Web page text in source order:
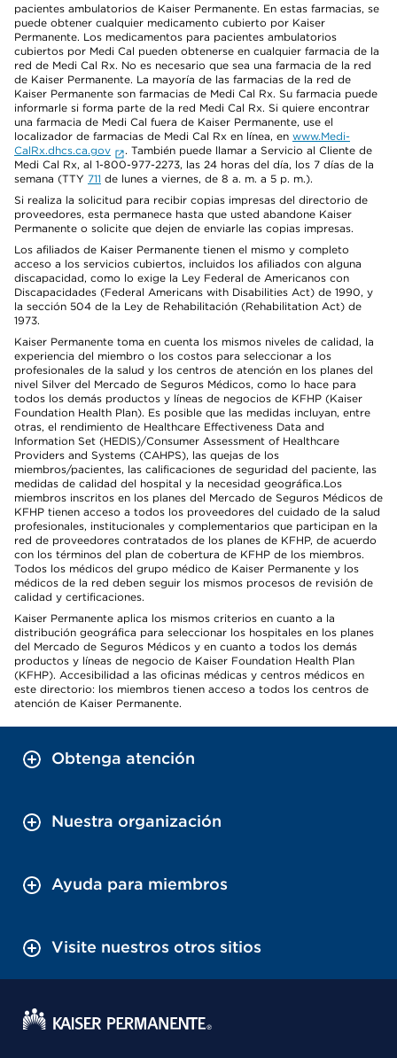
pacientes ambulatorios de Kaiser Permanente. En estas farmacias, se
puede obtener cualquier medicamento cubierto por Kaiser
Permanente. Los medicamentos para pacientes ambulatorios
cubiertos por Medi Cal pueden obtenerse en cualquier farmacia de la
red de Medi Cal Rx. No es necesario que sea una farmacia de la red
de Kaiser Permanente. La mayoría de las farmacias de la red de
Kaiser Permanente son farmacias de Medi Cal Rx. Su farmacia puede
informarle si forma parte de la red Medi Cal Rx. Si quiere encontrar
una farmacia de Medi Cal fuera de Kaiser Permanente, use el
localizador de farmacias de Medi Cal Rx en línea, en www.Medi-
CalRx.dhcs.ca.gov
. También puede llamar a Servicio al Cliente de
Medi Cal Rx, al 1-800-977-2273, las 24 horas del día, los 7 días de la
semana (TTY 711 de lunes a viernes, de 8 a. m. a 5 p. m.).
Si realiza la solicitud para recibir copias impresas del directorio de
proveedores, esta permanece hasta que usted abandone Kaiser
Permanente o solicite que dejen de enviarle las copias impresas.
Los afiliados de Kaiser Permanente tienen el mismo y completo
acceso a los servicios cubiertos, incluidos los afiliados con alguna
discapacidad, como lo exige la Ley Federal de Americanos con
Discapacidades (Federal Americans with Disabilities Act) de 1990, y
la sección 504 de la Ley de Rehabilitación (Rehabilitation Act) de
1973.
Kaiser Permanente toma en cuenta los mismos niveles de calidad, la
experiencia del miembro o los costos para seleccionar a los
profesionales de la salud y los centros de atención en los planes del
nivel Silver del Mercado de Seguros Médicos, como lo hace para
todos los demás productos y líneas de negocios de KFHP (Kaiser
Foundation Health Plan). Es posible que las medidas incluyan, entre
otras, el rendimiento de Healthcare Effectiveness Data and
Information Set (HEDIS)/Consumer Assessment of Healthcare
Providers and Systems (CAHPS), las quejas de los
miembros/pacientes, las calificaciones de seguridad del paciente, las
medidas de calidad del hospital y la necesidad geográfica.Los
miembros inscritos en los planes del Mercado de Seguros Médicos de
KFHP tienen acceso a todos los proveedores del cuidado de la salud
profesionales, institucionales y complementarios que participan en la
red de proveedores contratados de los planes de KFHP, de acuerdo
con los términos del plan de cobertura de KFHP de los miembros.
Todos los médicos del grupo médico de Kaiser Permanente y los
médicos de la red deben seguir los mismos procesos de revisión de
calidad y certificaciones.
Kaiser Permanente aplica los mismos criterios en cuanto a la
distribución geográfica para seleccionar los hospitales en los planes
del Mercado de Seguros Médicos y en cuanto a todos los demás
productos y líneas de negocio de Kaiser Foundation Health Plan
(KFHP). Accesibilidad a las oficinas médicas y centros médicos en
este directorio: los miembros tienen acceso a todos los centros de
atención de Kaiser Permanente.
Obtenga atención
Nuestra organización
Ayuda para miembros
Visite nuestros otros sitios